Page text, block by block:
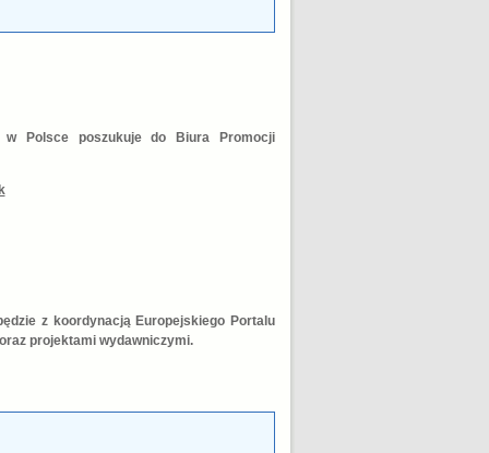
w Polsce poszukuje do Biura Promocji
z koordynacją Europejskiego Portalu
projektami wydawniczymi.